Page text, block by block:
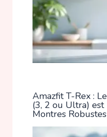
Amazfit T-Rex :
(3, 2 ou Ultra)
Montres